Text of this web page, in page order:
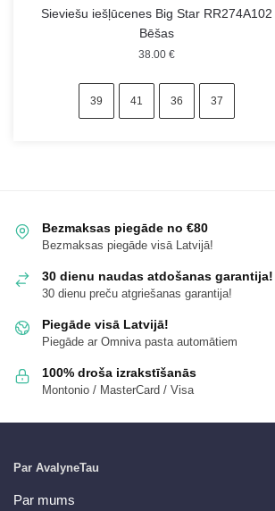
Sieviešu iešļūcenes Big Star RR274A102
Bēšas
38.00 €
39 41 36 37
Bezmaksas piegāde no €80
Bezmaksas piegāde visā Latvijā!
30 dienu naudas atdošanas garantija!
30 dienu preču atgriešanas garantija!
Piegāde visā Latvijā!
Piegāde ar Omniva pasta automātiem
100% droša izrakstīšanās
Montonio / MasterCard / Visa
Par AvalyneTau
Par mums